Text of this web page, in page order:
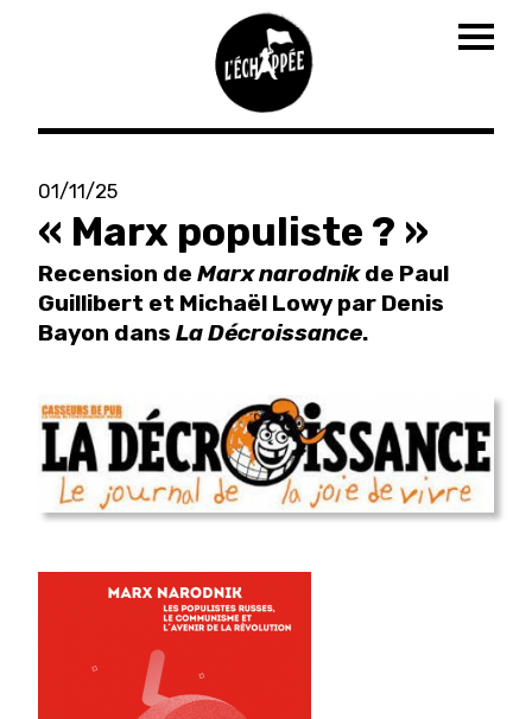
Aller
contenu
principal
01/11/25
« Marx populiste ? »
Recension de Marx narodnikde Paul
Guillibert et Michaël Lowy par Denis
Bayon dans La Décroissance.